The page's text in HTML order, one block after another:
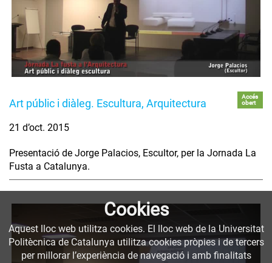
Art públic i diàleg. Escultura, Arquitectura
Accés
obert
21 d’oct. 2015
Presentació de Jorge Palacios, Escultor, per la Jornada La
Fusta a Catalunya.
Cookies
Aquest lloc web utilitza cookies. El lloc web de la Universitat
Politècnica de Catalunya utilitza cookies pròpies i de tercers
per millorar l’experiència de navegació i amb finalitats